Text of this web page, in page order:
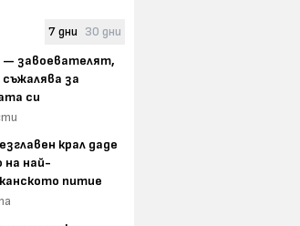
7 дни 30 дни
— завоевателят,
за
си
крал даде
на най-
питие